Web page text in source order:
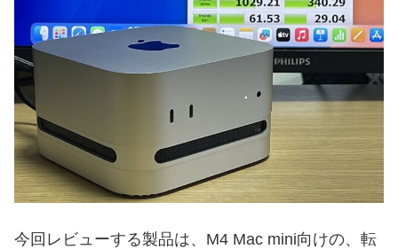
今回レビューする製品は、M4 Mac mini向けの、転